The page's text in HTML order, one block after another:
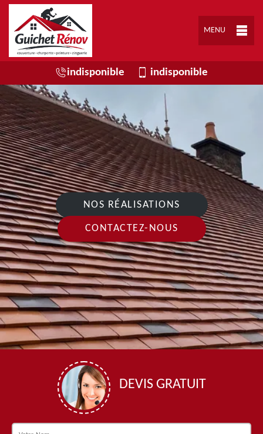
MENU
indisponible indisponible
NOS RÉALISATIONS
CONTACTEZ-NOUS
DEVIS GRATUIT